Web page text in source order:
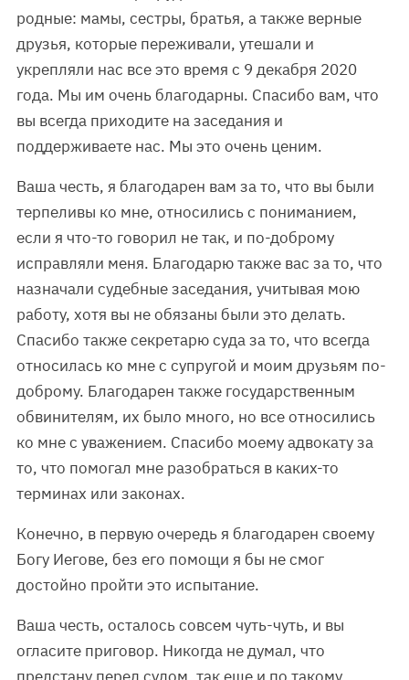
родные: мамы, сестры, братья, а также верные
друзья, которые переживали, утешали и
укрепляли нас все это время с 9 декабря 2020
года. Мы им очень благодарны. Спасибо вам, что
вы всегда приходите на заседания и
поддерживаете нас. Мы это очень ценим.
Ваша честь, я благодарен вам за то, что вы были
терпеливы ко мне, относились с пониманием,
если я что-то говорил не так, и по-доброму
исправляли меня. Благодарю также вас за то, что
назначали судебные заседания, учитывая мою
работу, хотя вы не обязаны были это делать.
Спасибо также секретарю суда за то, что всегда
относилась ко мне с супругой и моим друзьям по-
доброму. Благодарен также государственным
обвинителям, их было много, но все относились
ко мне с уважением. Спасибо моему адвокату за
то, что помогал мне разобраться в каких-то
терминах или законах.
Конечно, в первую очередь я благодарен своему
Богу Иегове, без его помощи я бы не смог
достойно пройти это испытание.
Ваша честь, осталось совсем чуть-чуть, и вы
огласите приговор. Никогда не думал, что